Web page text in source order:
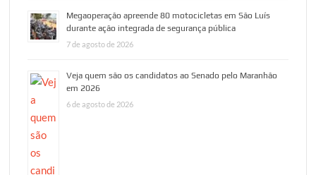
Megaoperação apreende 80 motocicletas em São Luís
durante ação integrada de segurança pública
7 de agosto de 2026
Veja quem são os candidatos ao Senado pelo Maranhão
em 2026
6 de agosto de 2026